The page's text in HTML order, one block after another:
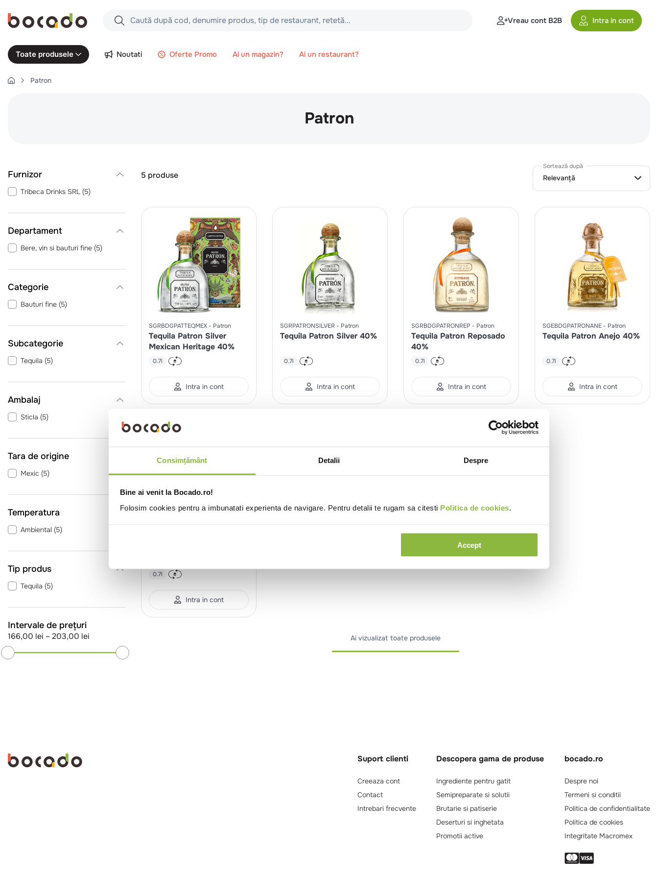
Consimțământ Detalii Despre
Bine ai venit la Bocado.ro!
Folosim cookies pentru a imbunatati experienta de navigare. Pentru detalii te rugam sa citesti Politica de cookies.
Accept
Caută după cod, denumire produs, tip de restaurant, retetă...
Căutări populare
10.pizza
Vreau cont B2B Intra in cont
Toate produsele Noutati Oferte Promo Ai un magazin? Ai un restaurant?
Patron
Patron
Tribeca Drinks SRL (5)
Departament
Bere, vin si bauturi fine (5)
Categorie
Bauturi fine (5)
Tequila (5)
Ambalaj
Sticla (5)
Tara de origine
Mexic (5)
Temperatura
Ambiental (5)
Tip produs
Tequila (5)
Intervale de prețuri
166,00 lei – 203,00 lei
5 produse
Sortează după
Relevanță
SGRBDGPATTEQMEX Patron
Tequila Patron Silver
Mexican Heritage 40%
0.7l
Intra in cont
SGRPATRONSILVER Patron
Tequila Patron Silver 40%
0.7l
Intra in cont
SGRBDGPATRONREP Patron
Tequila Patron Reposado
40%
0.7l
Intra in cont
SGEBDGPATRONANE Patron
Tequila Patron Anejo 40%
0.7l
Intra in cont
0.7l
Intra in cont
Ai vizualizat toate produsele
Suport clienti
Creeaza cont
Contact
Intrebari frecvente
Descopera gama de produse
Ingrediente pentru gatit
Semipreparate si solutii
Brutarie si patiserie
Deserturi si inghetata
Promotii active
bocado.ro
Despre noi
Termeni si conditii
Politica de confidentialitate
Politica de cookies
Integritate Macromex